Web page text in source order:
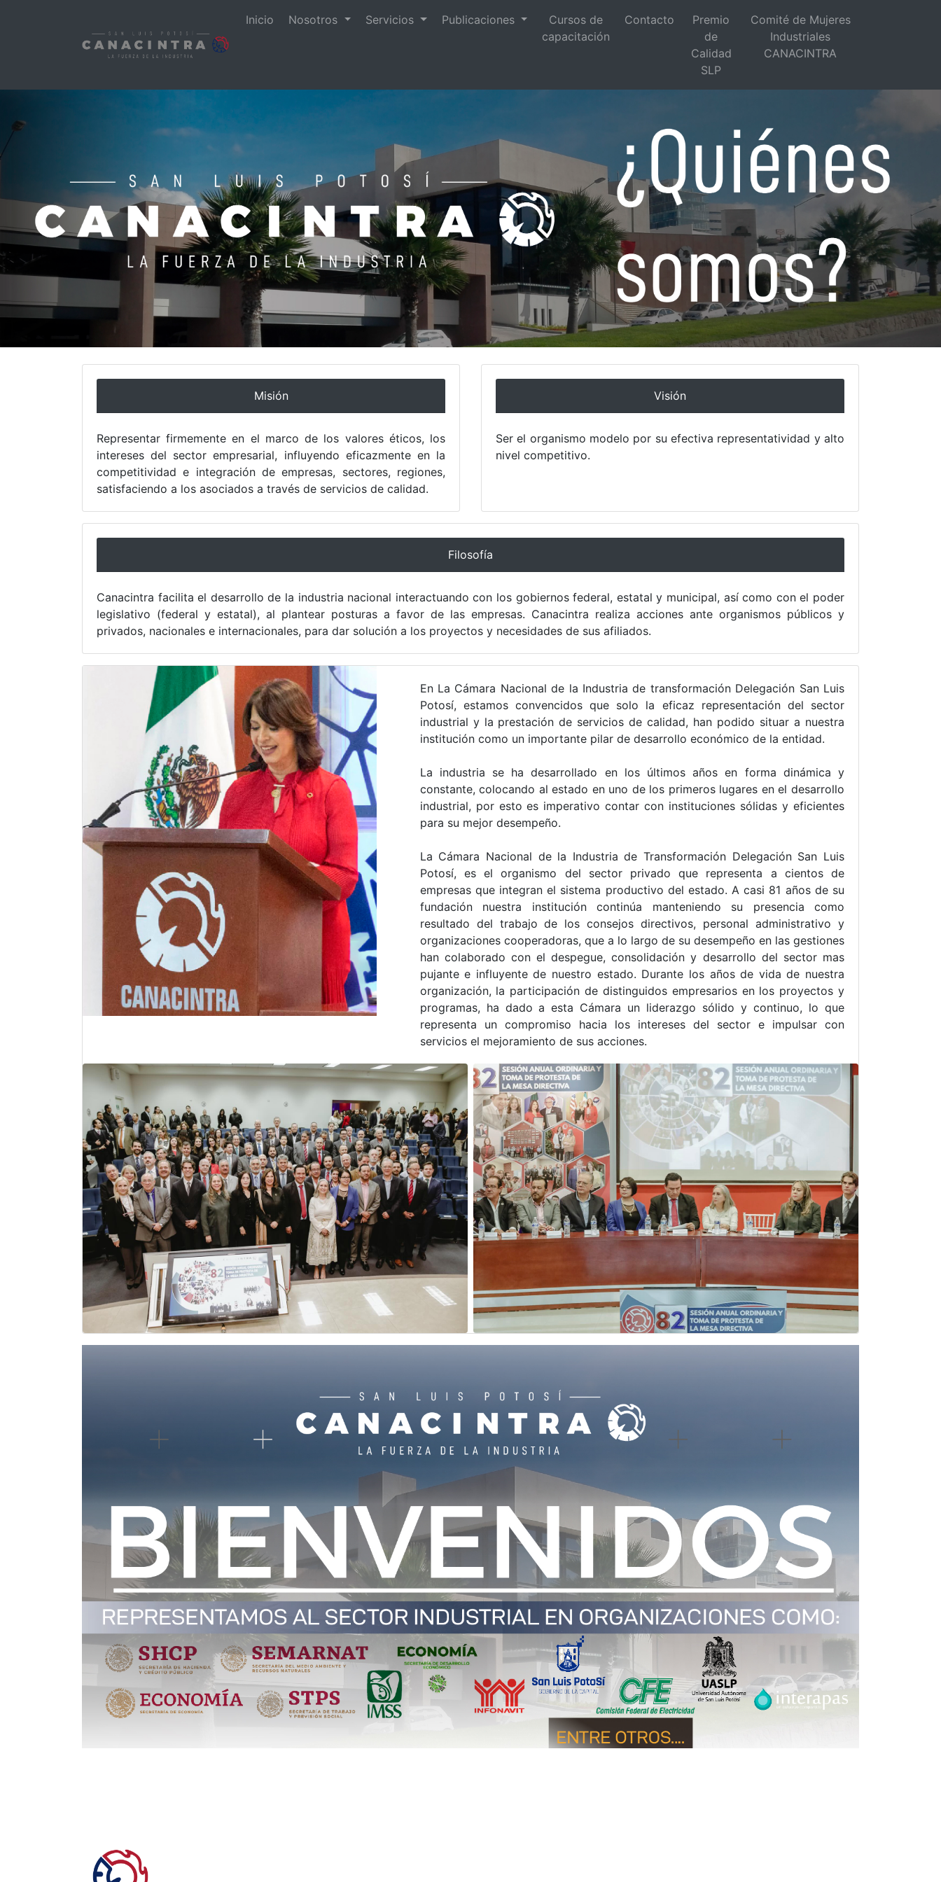
Inicio Nosotros Servicios Publicaciones
Cursos de
capacitación
Contacto
Premio
de
Calidad
SLP
Comité de Mujeres
Industriales
CANACINTRA
Misión
Representar firmemente en el marco de los valores éticos, los
intereses del sector empresarial, influyendo eficazmente en la
competitividad e integración de empresas, sectores, regiones,
satisfaciendo a los asociados a través de servicios de calidad.
Visión
Ser el organismo modelo por su efectiva representatividad y alto
nivel competitivo.
Filosofía
Canacintra facilita el desarrollo de la industria nacional interactuando con los gobiernos federal, estatal y municipal, así como con el poder
legislativo (federal y estatal), al plantear posturas a favor de las empresas. Canacintra realiza acciones ante organismos públicos y
privados, nacionales e internacionales, para dar solución a los proyectos y necesidades de sus afiliados.
En La Cámara Nacional de la Industria de transformación Delegación San Luis
Potosí, estamos convencidos que solo la eficaz representación del sector
industrial y la prestación de servicios de calidad, han podido situar a nuestra
institución como un importante pilar de desarrollo económico de la entidad.
La industria se ha desarrollado en los últimos años en forma dinámica y
constante, colocando al estado en uno de los primeros lugares en el desarrollo
industrial, por esto es imperativo contar con instituciones sólidas y eficientes
para su mejor desempeño.
La Cámara Nacional de la Industria de Transformación Delegación San Luis
Potosí, es el organismo del sector privado que representa a cientos de
empresas que integran el sistema productivo del estado. A casi 81 años de su
fundación nuestra institución continúa manteniendo su presencia como
resultado del trabajo de los consejos directivos, personal administrativo y
organizaciones cooperadoras, que a lo largo de su desempeño en las gestiones
han colaborado con el despegue, consolidación y desarrollo del sector mas
pujante e influyente de nuestro estado. Durante los años de vida de nuestra
organización, la participación de distinguidos empresarios en los proyectos y
programas, ha dado a esta Cámara un liderazgo sólido y continuo, lo que
representa un compromiso hacia los intereses del sector e impulsar con
servicios el mejoramiento de sus acciones.